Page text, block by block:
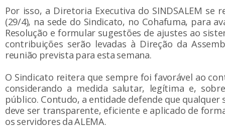
Por isso, a Diretoria Executiva do SINDSALEM se
(29/4), na sede do Sindicato, no Cohafuma, para
Resolução e formular sugestões de ajustes ao
contribuições serão levadas à Direção da
reunião prevista para esta semana.
O Sindicato reitera que sempre foi favorável ao
considerando a medida salutar, legítima e,
público. Contudo, a entidade defende que
deve ser transparente, eficiente e aplicado de
os servidores da ALEMA.